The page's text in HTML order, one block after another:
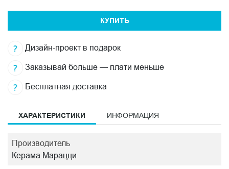
КУПИТЬ
Дизайн-проект в подарок
Заказывай больше — плати меньше
Бесплатная доставка
ХАРАКТЕРИСТИКИ ИНФОРМАЦИЯ
Производитель
Керама Марацци